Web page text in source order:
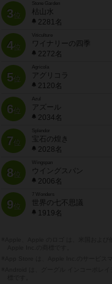
アルビ（Albi）
3位
Stone Garden
枯山水
2281名
4位
Viticulture
ワイナリーの四季
2272名
5位
Agricola
アグリコラ
2120名
6位
Azul
アズール
2034名
7位
宝石の煌き
2028名
8位
Wingspan
ウイングスパン
2006名
9位
7 Wonders
世界の七不思議
1919名